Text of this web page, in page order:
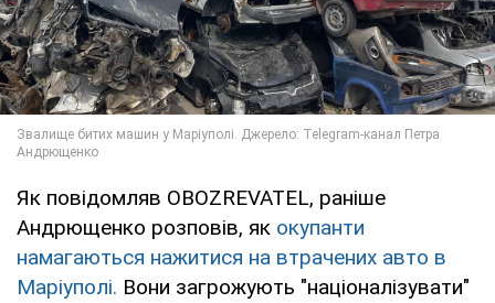
Як повідомляв OBOZREVATEL, раніше
Андрющенко розповів, як окупанти
намагаються нажитися на втрачених авто в
Маріуполі. Вони загрожують "націоналізувати"